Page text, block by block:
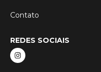
Contato
REDES SOCIAIS